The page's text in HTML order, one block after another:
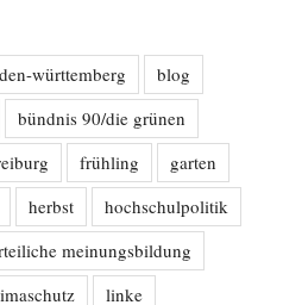
württemberg
blog
bündnis 90/die grünen
frühling
garten
herbst
hochschulpolitik
meinungsbildung
linke